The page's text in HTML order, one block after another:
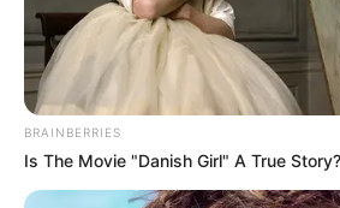
BRAINBERRIES
Is The Movie "Danish Girl" A True Story?